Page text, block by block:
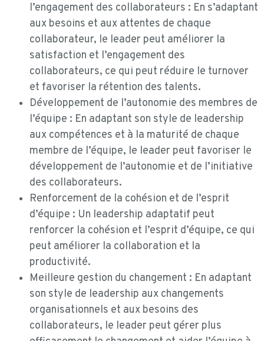
l’engagement des collaborateurs : En s’adaptant
aux besoins et aux attentes de chaque
collaborateur, le leader peut améliorer la
satisfaction et l’engagement des
collaborateurs, ce qui peut réduire le turnover
et favoriser la rétention des talents.
Développement de l’autonomie des membres de
l’équipe : En adaptant son style de leadership
aux compétences et à la maturité de chaque
membre de l’équipe, le leader peut favoriser le
développement de l’autonomie et de l’initiative
des collaborateurs.
Renforcement de la cohésion et de l’esprit
d’équipe : Un leadership adaptatif peut
renforcer la cohésion et l’esprit d’équipe, ce qui
peut améliorer la collaboration et la
productivité.
Meilleure gestion du changement : En adaptant
son style de leadership aux changements
organisationnels et aux besoins des
collaborateurs, le leader peut gérer plus